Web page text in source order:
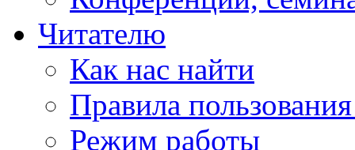
Читателю
Как нас найти
Правила
Режим работы